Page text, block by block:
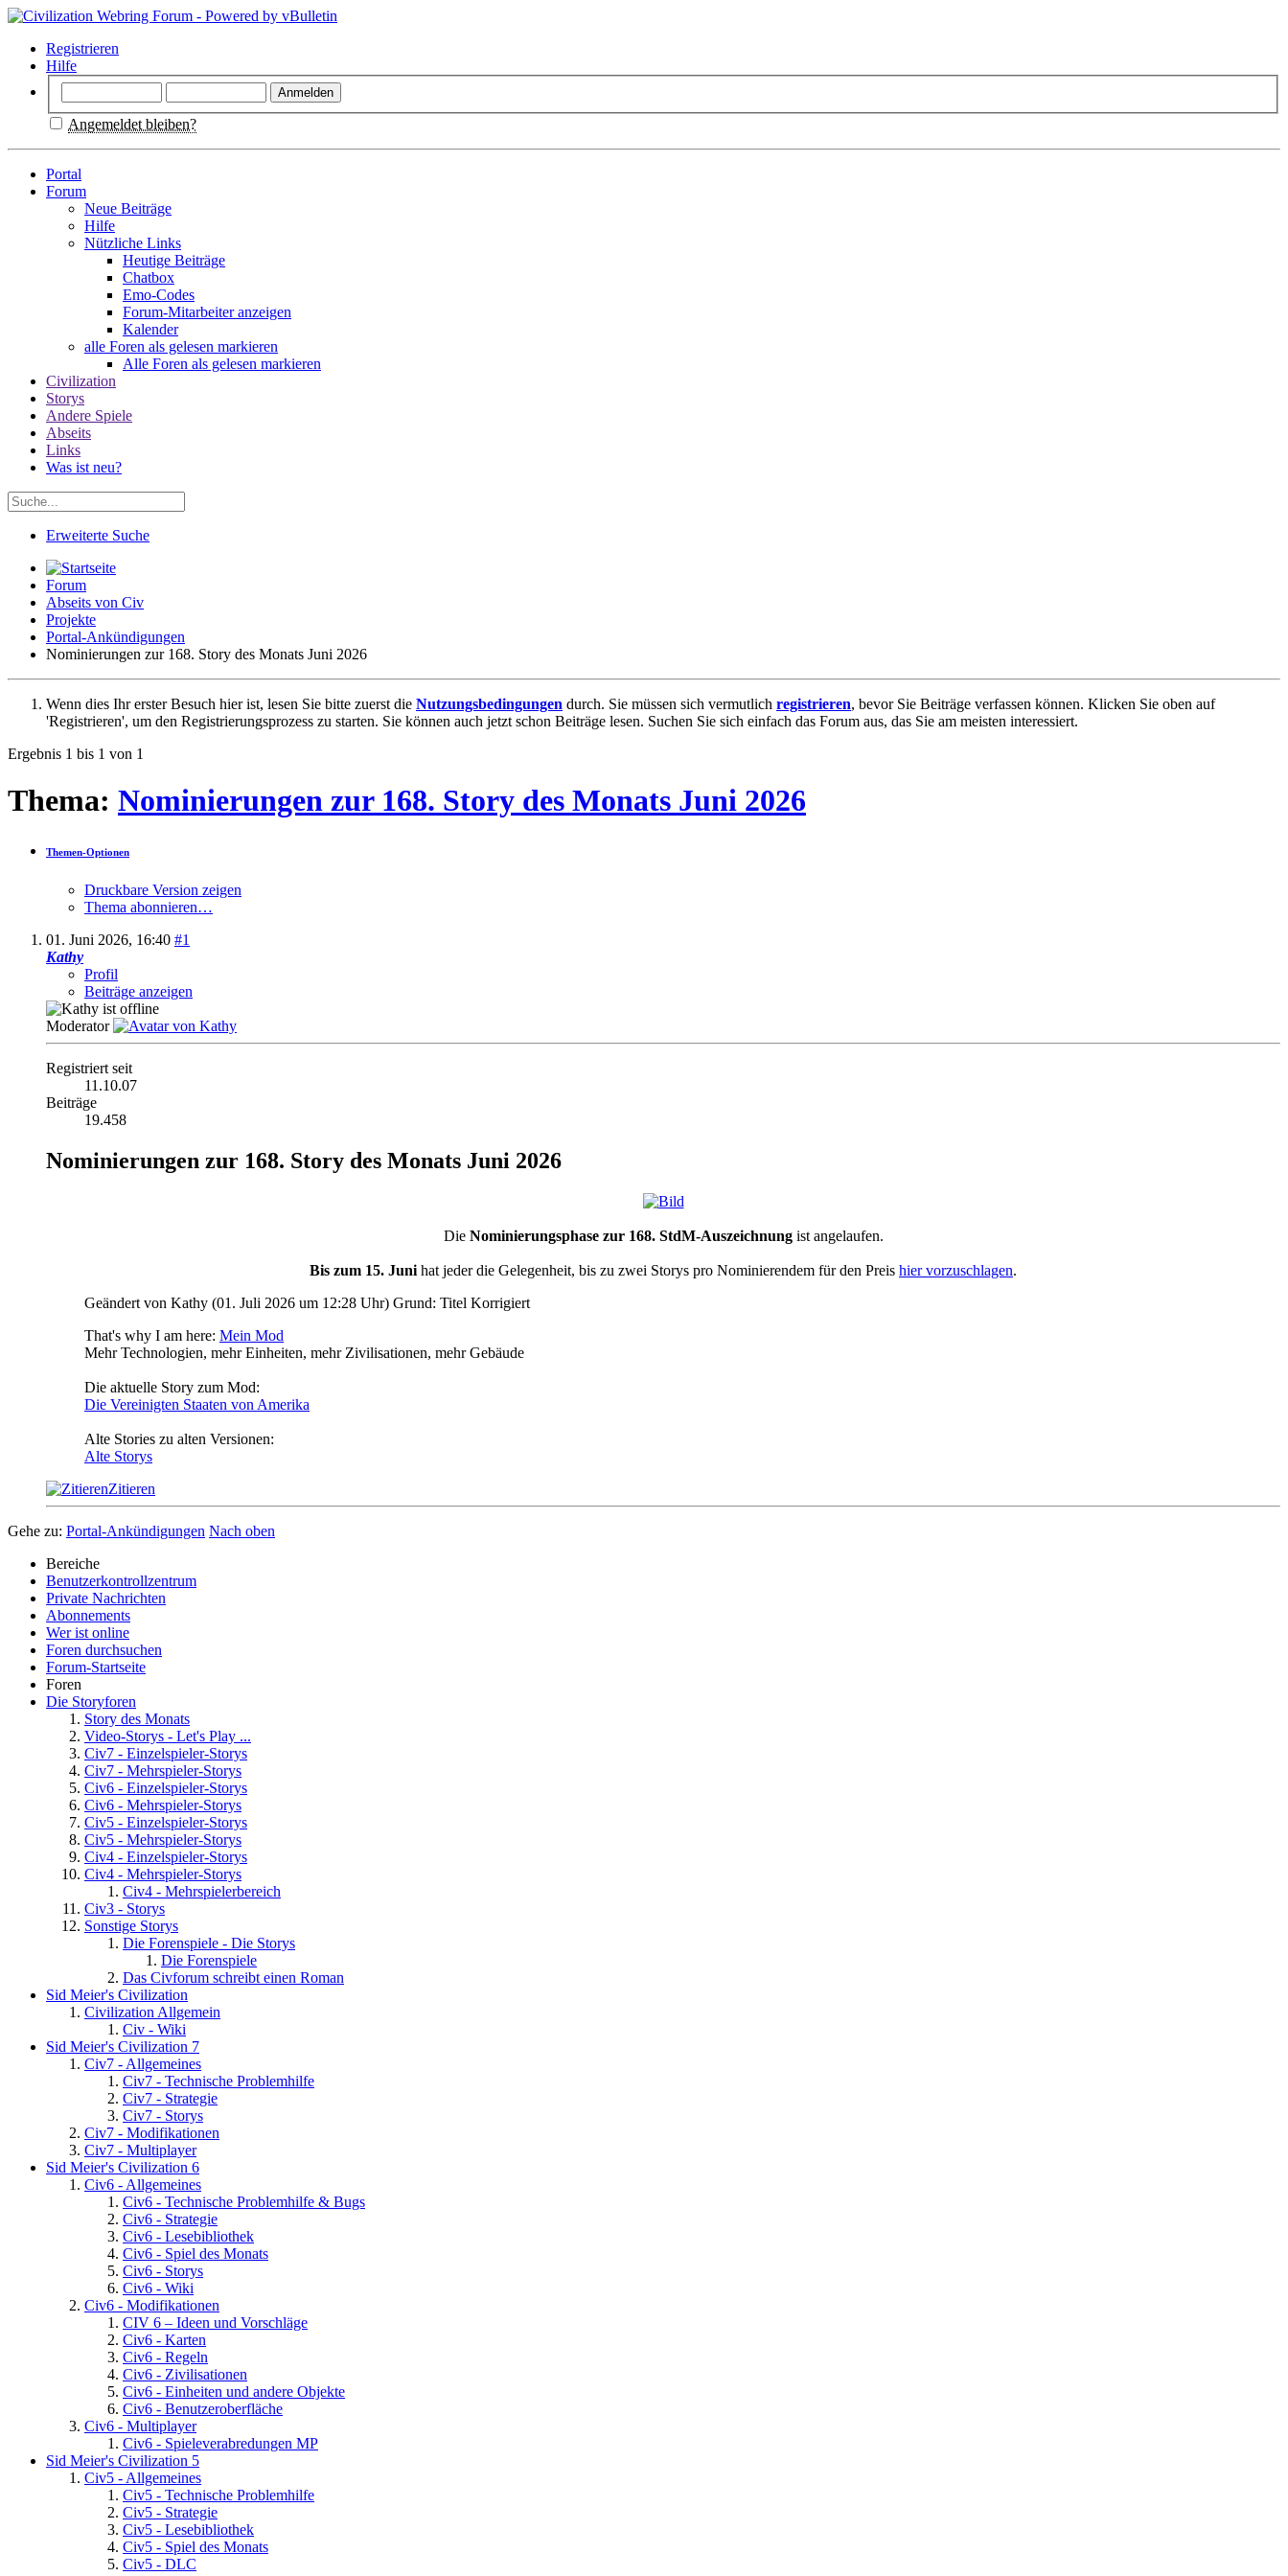
Registrieren
Hilfe
Angemeldet bleiben?
Portal
Forum
Neue Beiträge
Hilfe
Nützliche Links
Heutige Beiträge
Chatbox
Emo-Codes
Forum-Mitarbeiter anzeigen
Kalender
alle Foren als gelesen markieren
Alle Foren als gelesen markieren
Civilization
Storys
Andere Spiele
Abseits
Links
Was ist neu?
Erweiterte Suche
Forum
Abseits von Civ
Projekte
Portal-Ankündigungen
Nominierungen zur 168. Story des Monats Juni 2026
Wenn dies Ihr erster Besuch hier ist, lesen Sie bitte zuerst die Nutzungsbedingungen durch. Sie müssen sich vermutlich registrieren, bevor Sie Beiträge verfassen können. Klicken Sie oben auf
'Registrieren', um den Registrierungsprozess zu starten. Sie können auch jetzt schon Beiträge lesen. Suchen Sie sich einfach das Forum aus, das Sie am meisten interessiert.
Ergebnis 1 bis 1 von 1
Thema: Nominierungen zur 168. Story des Monats Juni 2026
Themen-Optionen
Druckbare Version zeigen
Thema abonnieren…
01. Juni 2026, 16:40 #1
Kathy
Profil
Beiträge anzeigen
Moderator
Registriert seit
11.10.07
Beiträge
19.458
Nominierungen zur 168. Story des Monats Juni 2026
Die Nominierungsphase zur 168. StdM-Auszeichnungist angelaufen.
Bis zum 15. Juni hat jeder die Gelegenheit, bis zu zwei Storys pro Nominierendem für den Preis hier vorzuschlagen.
Geändert von Kathy (01. Juli 2026 um 12:28 Uhr) Grund: Titel Korrigiert
That's why I am here: Mein Mod
Mehr Technologien, mehr Einheiten, mehr Zivilisationen, mehr Gebäude
Die aktuelle Story zum Mod:
Die Vereinigten Staaten von Amerika
Alte Stories zu alten Versionen:
Alte Storys
Zitieren
Gehe zu: Portal-Ankündigungen Nach oben
Bereiche
Benutzerkontrollzentrum
Private Nachrichten
Abonnements
Wer ist online
Foren durchsuchen
Forum-Startseite
Foren
Die Storyforen
Story des Monats
Video-Storys - Let's Play ...
Civ7 - Einzelspieler-Storys
Civ7 - Mehrspieler-Storys
Civ6 - Einzelspieler-Storys
Civ6 - Mehrspieler-Storys
Civ5 - Einzelspieler-Storys
Civ5 - Mehrspieler-Storys
Civ4 - Einzelspieler-Storys
Civ4 - Mehrspieler-Storys
Civ4 - Mehrspielerbereich
Civ3 - Storys
Sonstige Storys
Die Forenspiele - Die Storys
Die Forenspiele
Das Civforum schreibt einen Roman
Sid Meier's Civilization
Civilization Allgemein
Civ - Wiki
Sid Meier's Civilization 7
Civ7 - Allgemeines
Civ7 - Technische Problemhilfe
Civ7 - Strategie
Civ7 - Storys
Civ7 - Modifikationen
Civ7 - Multiplayer
Sid Meier's Civilization 6
Civ6 - Allgemeines
Civ6 - Technische Problemhilfe & Bugs
Civ6 - Strategie
Civ6 - Lesebibliothek
Civ6 - Spiel des Monats
Civ6 - Storys
Civ6 - Wiki
Civ6 - Modifikationen
CIV 6 – Ideen und Vorschläge
Civ6 - Karten
Civ6 - Regeln
Civ6 - Zivilisationen
Civ6 - Einheiten und andere Objekte
Civ6 - Benutzeroberfläche
Civ6 - Multiplayer
Civ6 - Spieleverabredungen MP
Sid Meier's Civilization 5
Civ5 - Allgemeines
Civ5 - Technische Problemhilfe
Civ5 - Strategie
Civ5 - Lesebibliothek
Civ5 - Spiel des Monats
Civ5 - DLC